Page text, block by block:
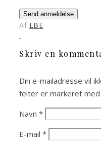
Send anmeldelse
Af LBE
Skriv en
Din e-mailadresse vil
felter er markeret med
Navn *
E-mail *